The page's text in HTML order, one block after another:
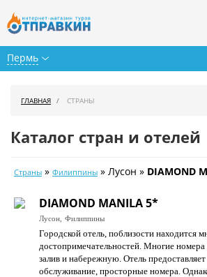
Пермь
Календарь туров
Цены дня
Страны
Как купить
ГЛАВНАЯ СТРАНЫ
Каталог стран и отелей
Страны » Филиппины » Лусон » DIAMOND
DIAMOND MANILA 5*
Лусон, Филиппины
Городской отель, поблизости находится
достопримечательностей. Многие
залив и набережную. Отель предоставляет
обслуживание, просторные номера.